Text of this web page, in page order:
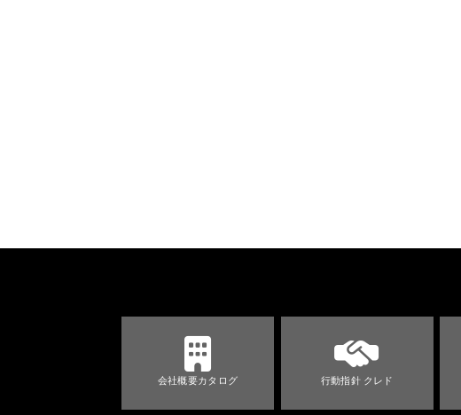
会社概要カタログ 行動指針 クレド